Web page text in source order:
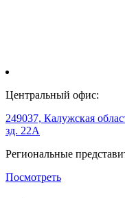
Центральный офис:
249037, Калужская
зд. 22А
Региональные
Посмотреть